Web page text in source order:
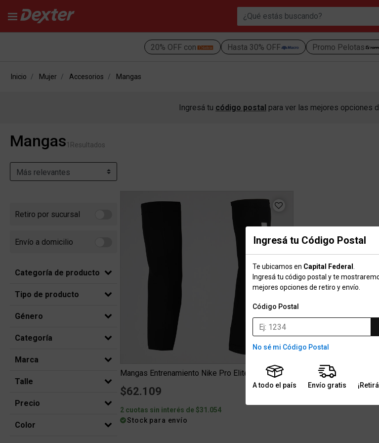
20% OFF con Hasta 30% OFF Promo Pelotas
Ingresá tu Código Postal
Te ubicamos en Capital Federal
Ingresá tu código postal y te
mejores opciones de retiro y envío.
Código Postal
No sé mi Código Postal
A todo el país Envío gratis
Inicio Mujer Accesorios Mangas
Ingresá tu código postal para ver las mejores opciones
Mangas1 Resultados
Retiro por sucursal
Refine by Retiro por sucursal: Retiro por sucursal
Envío a domicilio
Refine by Envío a domicilio: Envio a domicilio
Categoría de producto
Tipo de producto
Género
Categoría
Marca
Talle
Precio
Color
Mangas Entrenamiento Nike Pro Elite Sleeves 2.0
$62.109
2 cuotas sin interés de $31.054
Stock para envío